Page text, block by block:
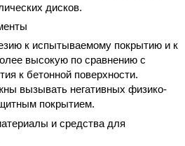
дисков.
к испытываемому покрытию и к
высокую по сравнению с
к бетонной поверхности.
вызывать негативных физико-
покрытием.
и средства для